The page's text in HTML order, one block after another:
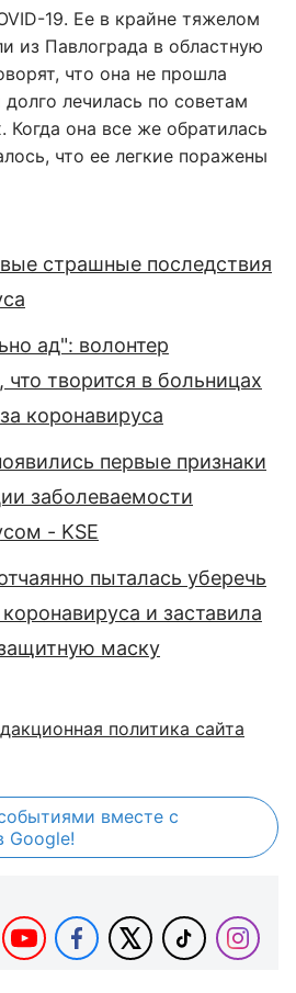
19. Ее в крайне тяжелом
из Павлограда в областную
что она не прошла
лечилась по советам
Когда она все же обратилась
что ее легкие поражены
страшные последствия
ад": волонтер
что творится в больницах
коронавируса
первые признаки
заболеваемости
- KSE
пыталась уберечь
и заставила
маску
политика сайта
вместе с
Google!